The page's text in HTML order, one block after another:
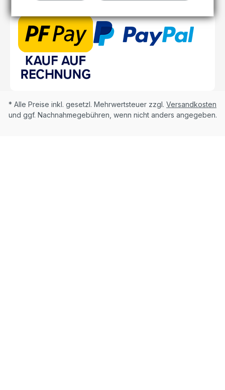
* Alle Preise inkl. gesetzl. Mehrwertsteuer zzgl. Versandkosten
und ggf. Nachnahmegebühren, wenn nicht anders angegeben.